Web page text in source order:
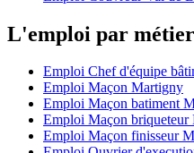
L'emploi par
Emploi Chef d'équipe
Emploi Maçon Martigny
Emploi Maçon batiment
Emploi Maçon briqueteur
Emploi Maçon finisseur